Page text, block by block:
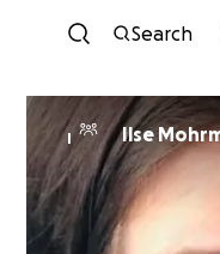
Search
I Ilse